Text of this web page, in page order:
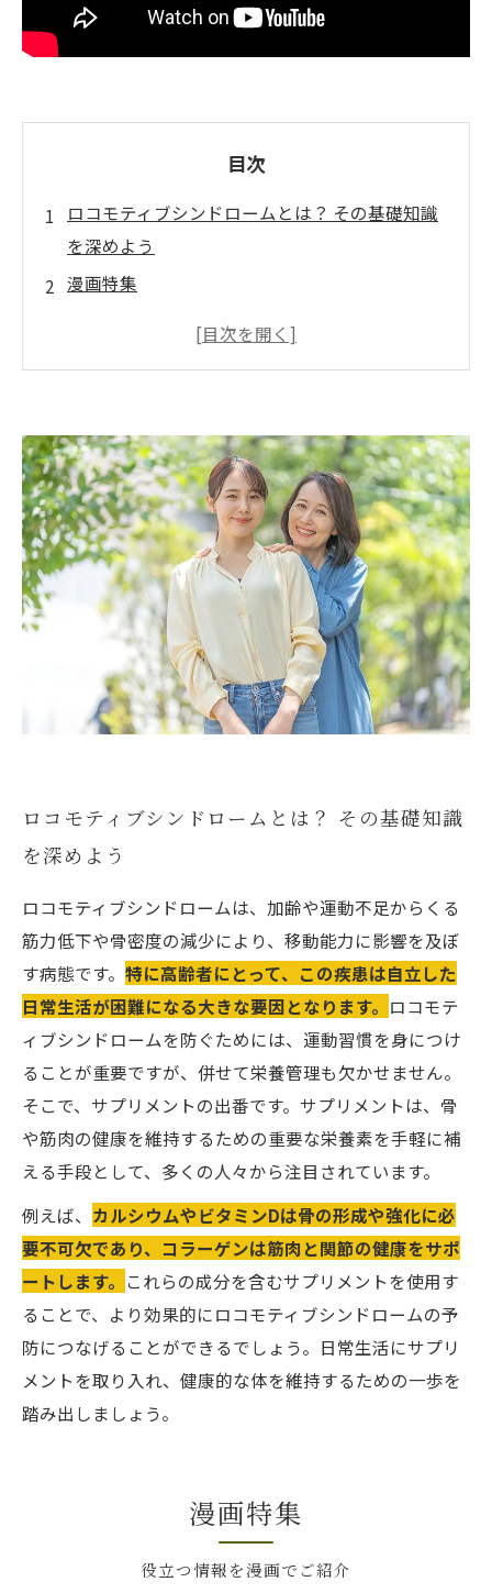
目次
ロコモティブシンドロームとは？ その基礎知識
を深めよう
漫画特集
加齢と運動不足がもたらす影響：ロコモティブ
シンドロームの恐怖
運動とサプリメントの組み合わせが鍵！ロコモ
ティブシンドローム予防の新常識
ご購入はこちら
あなたにぴったりのサプリメントを見つけよ
う：選び方のポイント
漫画特集
実際の効果：サプリメントを取り入れた人々の
ロコモティブシンドロームとは？ その基礎知識
を深めよう
ロコモティブシンドロームは、加齢や運動不足からくる
筋力低下や骨密度の減少により、移動能力に影響を及ぼ
す病態です。 特に高齢者にとって、この疾患は自立した
日常生活が困難になる大きな要因となります。 ロコモテ
ィブシンドロームを防ぐためには、運動習慣を身につけ
ることが重要ですが、併せて栄養管理も欠かせません。
そこで、サプリメントの出番です。サプリメントは、骨
や筋肉の健康を維持するための重要な栄養素を手軽に補
える手段として、多くの人々から注目されています。
例えば、 カルシウムやビタミンDは骨の形成や強化に必
要不可欠であり、コラーゲンは筋肉と関節の健康をサポ
ートします。 これらの成分を含むサプリメントを使用す
ることで、より効果的にロコモティブシンドロームの予
防につなげることができるでしょう。日常生活にサプリ
メントを取り入れ、健康的な体を維持するための一歩を
踏み出しましょう。
漫画特集
役立つ情報を漫画でご紹介